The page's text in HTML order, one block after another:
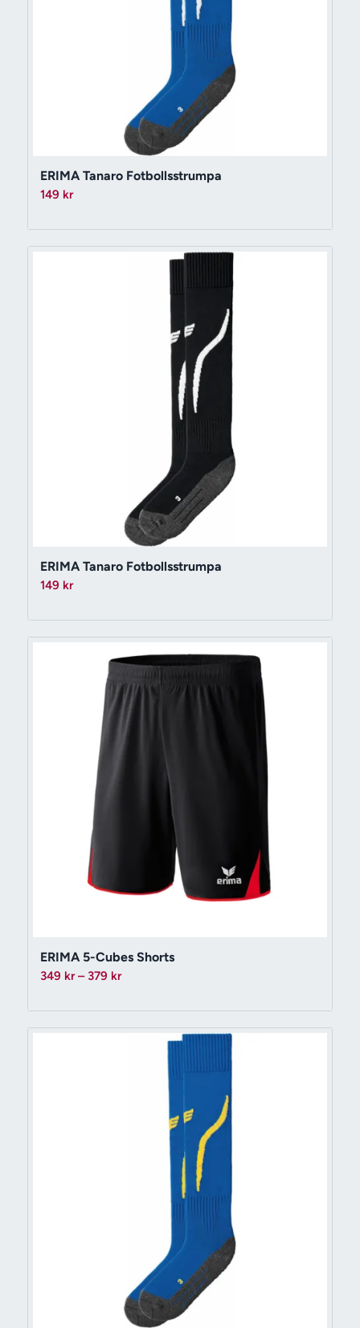
ERIMA Tanaro Fotbollsstrumpa
149 kr
ERIMA Tanaro Fotbollsstrumpa
149 kr
ERIMA 5-Cubes Shorts
349 kr – 379 krPrisintervall:
till
379 kr